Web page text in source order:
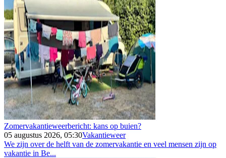
Zomervakantieweerbericht: kans op buien?
05 augustus 2026, 05:30Vakantieweer
We zijn over de helft van de zomervakantie en veel mensen zijn op
vakantie in Be...